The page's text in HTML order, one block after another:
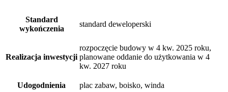
Standard
wykończenia
standard deweloperski
Realizacja inwestycji
rozpoczęcie budowy w 4 kw. 2025 roku,
planowane oddanie do użytkowania w 4
kw. 2027 roku
Udogodnienia plac zabaw, boisko, winda